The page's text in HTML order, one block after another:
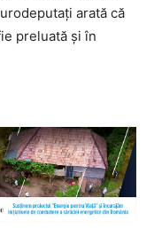
arată că
preluată și în